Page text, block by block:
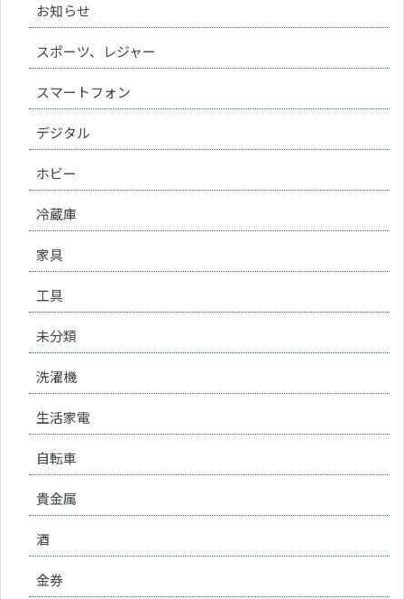
お知らせ
スポーツ、レジャー
スマートフォン
デジタル
ホビー
冷蔵庫
家具
工具
未分類
洗濯機
生活家電
自転車
貴金属
酒
金券